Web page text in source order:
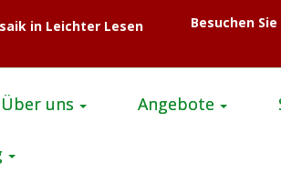
in Leichter Lesen Besuchen
Über uns Angebote